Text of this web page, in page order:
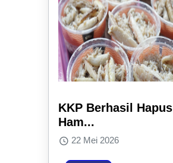
KKP Berhasil Hapus
Ham...
22 Mei 2026